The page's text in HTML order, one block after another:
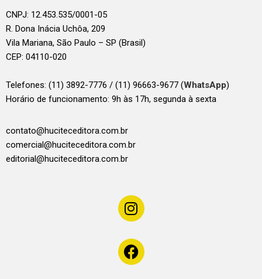
CNPJ: 12.453.535/0001-05
R. Dona Inácia Uchôa, 209
Vila Mariana, São Paulo – SP (Brasil)
CEP: 04110-020
Telefones: (11) 3892-7776 / (11) 96663-9677 (WhatsApp)
Horário de funcionamento: 9h às 17h, segunda à sexta
contato@huciteceditora.com.br
comercial@huciteceditora.com.br
editorial@huciteceditora.com.br